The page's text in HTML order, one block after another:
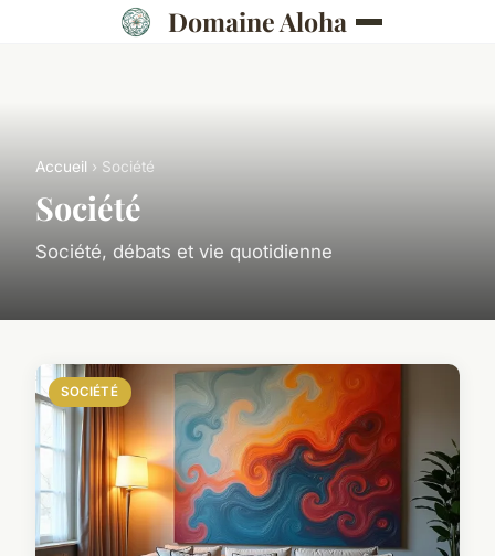
Domaine Aloha
Accueil › Société
Société
Société, débats et vie quotidienne
SOCIÉTÉ